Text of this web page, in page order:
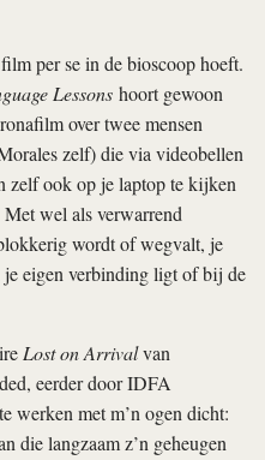
per se in de bioscoop hoeft.
Lessons hoort gewoon
over twee mensen
zelf) die via videobellen
zelf ook op je laptop te kijken
wel als verwarrend
wordt of wegvalt, je
eigen verbinding ligt of bij de
Lost on Arrivalvan
eerder door IDFA
werken met m’n ogen dicht:
die langzaam z’n geheugen